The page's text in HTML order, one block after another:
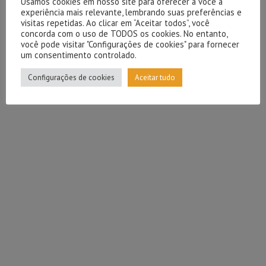
experiência mais relevante, lembrando suas preferências e
visitas repetidas. Ao clicar em “Aceitar todos”, você
concorda com o uso de TODOS os cookies. No entanto,
você pode visitar "Configurações de cookies" para fornecer
um consentimento controlado.
Configurações de cookies Aceitar tudo